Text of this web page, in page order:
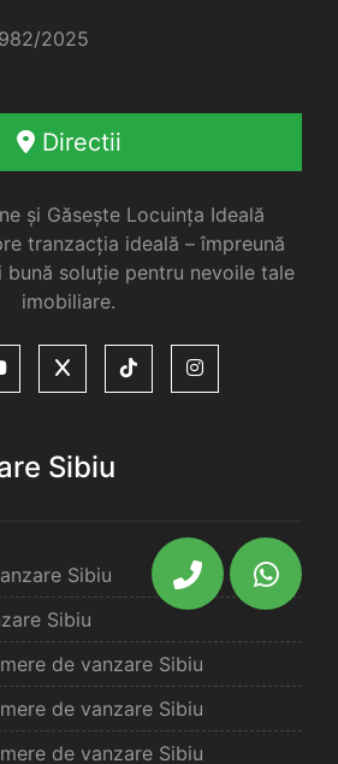
2025
Directii
și Găsește Locuința Ideală
tranzacția ideală – împreună
bună soluție pentru nevoile tale
imobiliare.
Sibiu
Sibiu
Sibiu
de vanzare Sibiu
de vanzare Sibiu
de vanzare Sibiu